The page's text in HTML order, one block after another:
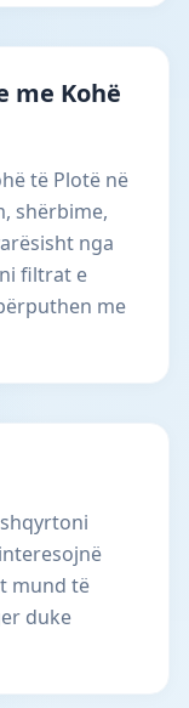
me Kohë
të Plotë në
shërbime,
nga
filtrat e
me
mund të
duke